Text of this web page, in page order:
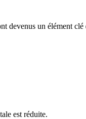
devenus un élément
est réduite.